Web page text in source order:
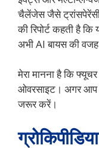
चैलेंजेस जैसे
की रिपोर्ट कहती है कि
अभी AI बायस की
मेरा मानना है कि
ओवरसाइट। अगर आप
जरूर करें।